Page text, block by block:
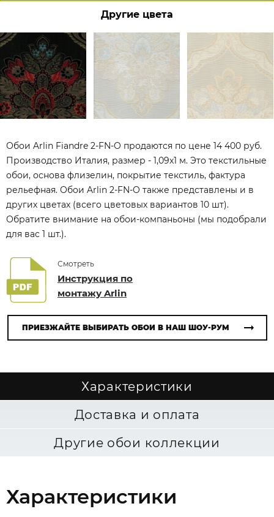
Другие цвета
Обои Arlin Fiandre 2-FN-O продаются по цене 14 400 руб.
Производство Италия, размер - 1,09x1 м. Это текстильные
обои, основа флизелин, покрытие текстиль, фактура
рельефная. Обои Arlin 2-FN-O также представлены и в
других цветах (всего цветовых вариантов 10 шт).
Обратите внимание на обои-компаньоны (мы подобрали
для вас 1 шт.).
Смотреть
Инструкция по
монтажу Arlin
ПРИЕЗЖАЙТЕ ВЫБИРАТЬ ОБОИ В НАШ ШОУ-РУМ
Характеристики
Доставка и оплата
Другие обои коллекции
Характеристики